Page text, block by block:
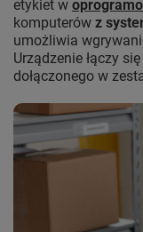
etykiet w
komputerów z
umożliwia
Urządzenie łączy
dołączonego w